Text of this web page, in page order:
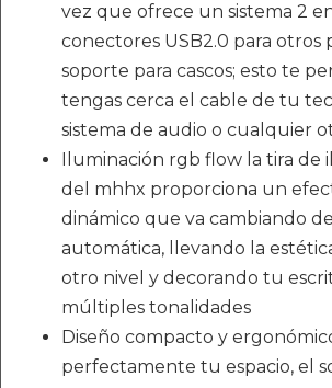
vez que ofrece un sistema 2
conectores USB2.0 para otros
soporte para cascos; esto te
tengas cerca el cable de tu
sistema de audio o cualquier
Iluminación rgb flow la tira de
del mhhx proporciona un
dinámico que va cambiando
automática, llevando la
otro nivel y decorando tu
múltiples tonalidades
Diseño compacto y
perfectamente tu espacio, el